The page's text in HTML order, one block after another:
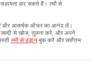
सहायता कर सकते हैं। ल्यों से
और आकर्षक ऑफर का आनंद लें।
से खोज, तुलना करें, और अपने
ल्यों से उड़ानबुक करें और सर्वोत्तम